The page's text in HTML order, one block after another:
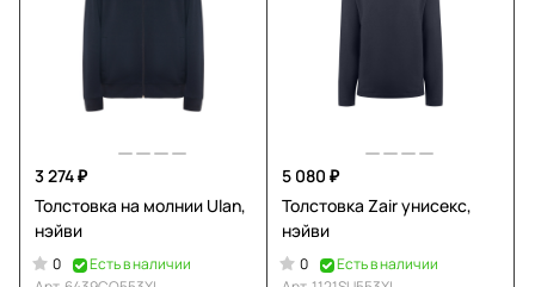
3 274 ₽
Толстовка на молнии Ulan,
нэйви
0
Есть в наличии
5 080 ₽
Толстовка Zair унисекс,
нэйви
0
Есть в наличии